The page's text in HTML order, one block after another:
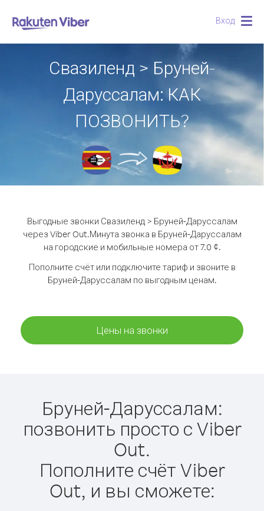
Вход
Свазиленд > Бруней-
Даруссалам: КАК
ПОЗВОНИТЬ?
Выгодные звонки Свазиленд > Бруней-Даруссалам
через Viber Out.Минута звонка в Бруней-Даруссалам
на городские и мобильные номера от 7.0 ¢.
Пополните счёт или подключите тариф и звоните в
Бруней-Даруссалам по выгодным ценам.
Цены на звонки
Бруней-Даруссалам:
позвонить просто с Viber
Out.
Пополните счёт Viber
Out, и вы сможете: